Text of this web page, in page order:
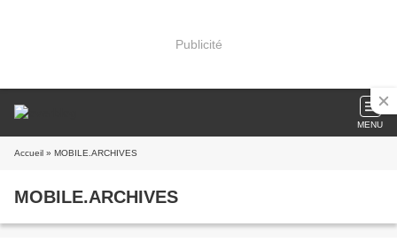
Publicité
MENU
Accueil » MOBILE.ARCHIVES
MOBILE.ARCHIVES